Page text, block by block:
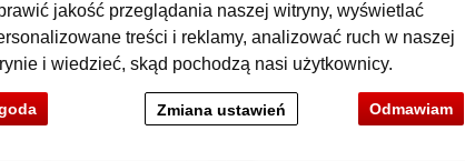
jakość przeglądania naszej witryny, wyświetlać
treści i reklamy, analizować ruch w naszej
i wiedzieć, skąd pochodzą nasi użytkownicy.
Odmawiam
Zmiana ustawień
profilu 273